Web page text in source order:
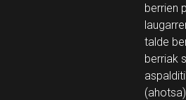
berrien
talde
berriak